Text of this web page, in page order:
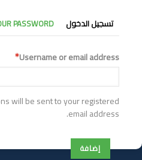
التبويبات
الأساسية
تسجيل الدخول PASSWORD
Username or email address
will be sent to your registered
email address.